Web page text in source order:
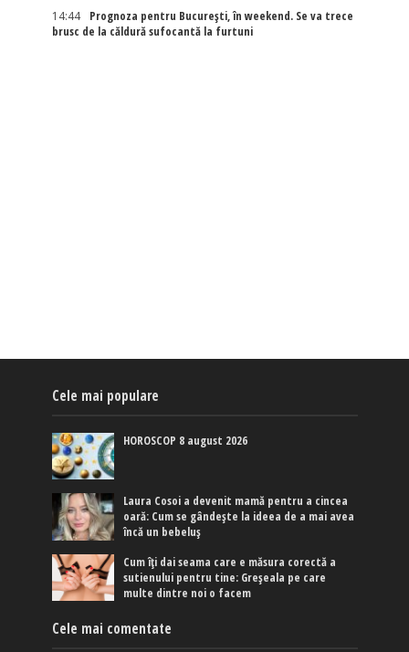
14:44
Prognoza pentru București, în weekend. Se va trece
brusc de la căldură sufocantă la furtuni
Cele mai populare
HOROSCOP 8 august 2026
Laura Cosoi a devenit mamă pentru a cincea
oară: Cum se gândește la ideea de a mai avea
încă un bebeluș
Cum îți dai seama care e măsura corectă a
sutienului pentru tine: Greșeala pe care
multe dintre noi o facem
Cele mai comentate